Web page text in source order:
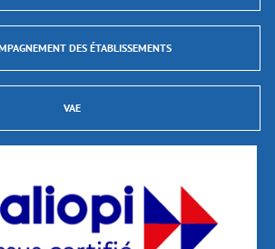
DES ÉTABLISSEMENTS
VAE